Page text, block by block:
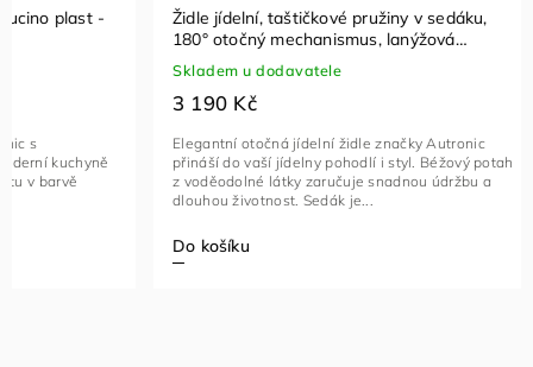
Židle jídelní, taštičkové pružiny v sedáku,
180° otočný mechanismus, lanýžová
voděodolná látka, černý kov - DCH-P3170
Skladem u dodavatele
Elegantní otočná jídelní židle značky Autronic
přináší do vaší jídelny pohodlí i styl. Béžový potah
z voděodolné látky zaručuje snadnou údržbu a
dlouhou životnost. Sedák je...
Jídelní
Objevte
žlutém
doplňkem